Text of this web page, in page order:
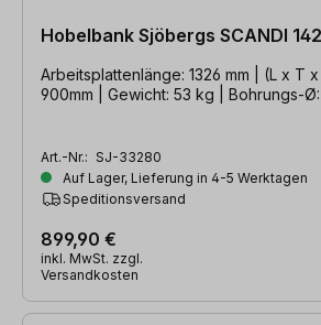
Hobelbank Sjöbergs SCANDI
Arbeitsplattenlänge: 1326 mm | (L x T x H): 1453 x 710 x
900mm | Gewicht: 53 kg | Bohrungs-Ø:
Art.-Nr.: SJ-33280
Auf Lager, Lieferung in 4-5 Werktagen
Speditionsversand
899,90 €
inkl. MwSt. zzgl.
Versandkosten